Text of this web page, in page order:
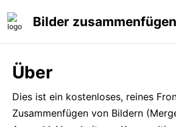
Bilder zusammenfügen
Über
Dies ist ein kostenloses, reines
Zusammenfügen von Bildern